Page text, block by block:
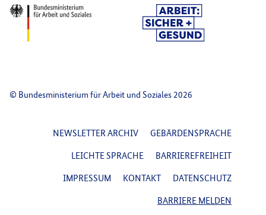
© Bundesministerium für Arbeit und Soziales 2026
FOOTER NAVIGATION
NEWSLETTER ARCHIV GEBÄRDENSPRACHE
LEICHTE SPRACHE BARRIEREFREIHEIT
IMPRESSUM KONTAKT DATENSCHUTZ
BARRIERE MELDEN